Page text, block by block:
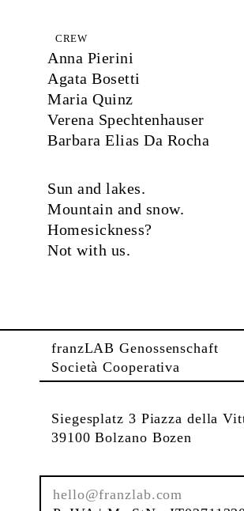
CREW
Anna Pierini
Agata Bosetti
Maria Quinz
Verena Spechtenhauser
Barbara Elias Da Rocha
Sun and lakes.
Mountain and snow.
Homesickness?
Not with us.
DESIGNED WITH LOVE BY Studio Babai
franzLAB Genossenschaft
Società Cooperativa
Siegesplatz 3 Piazza della
39100 Bolzano Bozen
hello@franzlab.com